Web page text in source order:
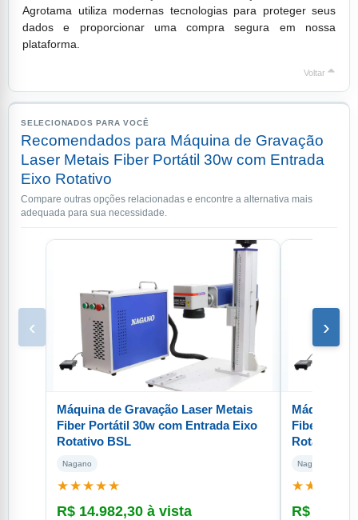
Agrotama utiliza modernas tecnologias para proteger seus
dados e proporcionar uma compra segura em nossa
plataforma.
Voltar
SELECIONADOS PARA VOCÊ
Recomendados para Máquina de Gravação
Laser Metais Fiber Portátil 30w com Entrada
Eixo Rotativo
Compare outras opções relacionadas e encontre a alternativa mais
adequada para sua necessidade.
‹
Máquina de Gravação Laser Metais
Fiber Portátil 30w com Entrada Eixo
Rotativo BSL
Nagano
★★★★★
R$ 14.982,30 à vista
Máquina
Fiber
Rotativo
Nagano
★★★★★
R$
›